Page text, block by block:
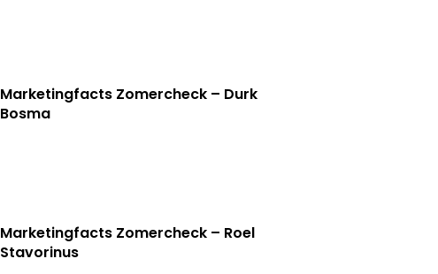
Marketingfacts Zomercheck – Durk
Bosma
Marketingfacts Zomercheck – Roel
Stavorinus